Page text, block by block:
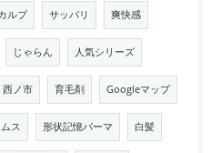
ルプ サッパリ 爽快感
じゃらん 人気シリーズ
西ノ市 育毛剤 Googleマップ
ス 形状記憶パーマ 白髪